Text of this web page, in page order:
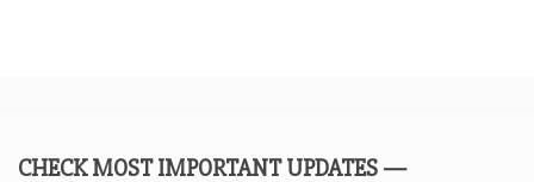
CHECK MOST IMPORTANT UPDATES —